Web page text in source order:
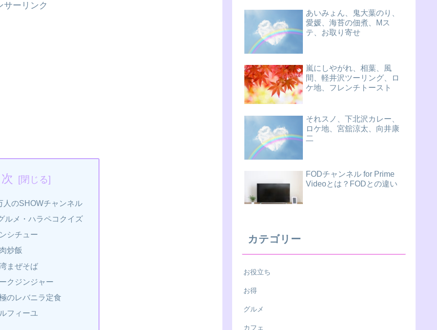
サーリンク
人のSHOWチャンネル
ルメ・ハラペコクイズ
シチュー
炒飯
まぜそば
クジンジャー
のレバニラ定食
フィーユ
あいみょん、鬼大葉のり、
愛媛、海苔の佃煮、Mス
テ、お取り寄せ
嵐にしやがれ、相葉、風
間、軽井沢ツーリング、ロ
ケ地、フレンチトースト
それスノ、下北沢カレー、
ロケ地、宮舘涼太、向井康
二
FODチャンネル for Prime
Videoとは？FODとの違い
カテゴリー
お役立ち
お得
グルメ
カフェ